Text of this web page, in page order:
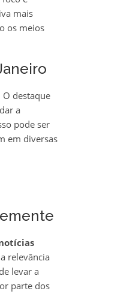
mais
os meios
destaque
a
pode ser
em diversas
relevância
levar a
parte dos